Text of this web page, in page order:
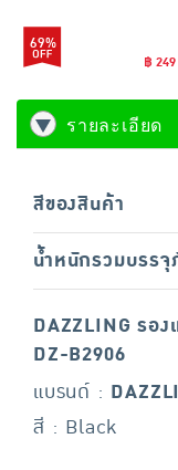
69%
฿
รายละเอียด
สีของสินค้า
น้ำหนักรวมบรร
DAZZLING รอ
DZ-B2906
แบรนด์ :
สี : Black